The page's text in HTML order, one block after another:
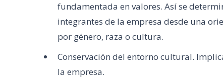
fundamentada en valores. Así se
integrantes de la empresa desde una
por género, raza o cultura.
Conservación del entorno cultural.
la empresa.